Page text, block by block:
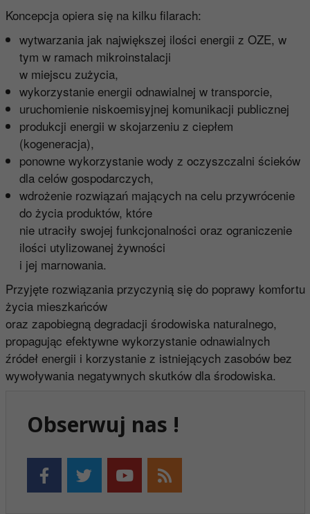
Koncepcja opiera się na kilku filarach:
wytwarzania jak największej ilości energii z OZE, w
tym w ramach mikroinstalacji
w miejscu zużycia,
wykorzystanie energii odnawialnej w transporcie,
uruchomienie niskoemisyjnej komunikacji publicznej
produkcji energii w skojarzeniu z ciepłem
(kogeneracja),
ponowne wykorzystanie wody z oczyszczalni ścieków
dla celów gospodarczych,
wdrożenie rozwiązań mających na celu przywrócenie
do życia produktów, które
nie utraciły swojej funkcjonalności oraz ograniczenie
ilości utylizowanej żywności
i jej marnowania.
Przyjęte rozwiązania przyczynią się do poprawy komfortu
życia mieszkańców
oraz zapobiegną degradacji środowiska naturalnego,
propagując efektywne wykorzystanie odnawialnych
źródeł energii i korzystanie z istniejących zasobów bez
wywoływania negatywnych skutków dla środowiska.
Obserwuj nas !